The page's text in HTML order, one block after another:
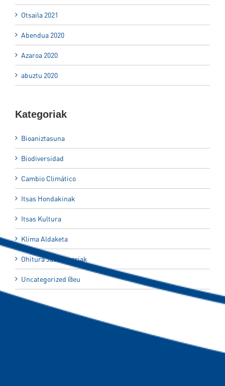
Otsaila 2021
Abendua 2020
Azaroa 2020
abuztu 2020
Kategoriak
Bioaniztasuna
Biodiversidad
Cambio Climático
Itsas Hondakinak
Itsas Kultura
Klima Aldaketa
Ohitura Jasangarriak
Uncategorized @eu